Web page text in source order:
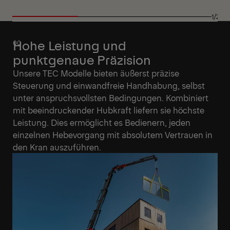
1/27
Hohe Leistung und
punktgenaue Präzision
Unsere TEC Modelle bieten äußerst präzise
Steuerung und einwandfreie Handhabung, selbst
unter anspruchsvollsten Bedingungen. Kombiniert
mit beeindruckender Hubkraft liefern sie höchste
Leistung. Dies ermöglicht es Bedienern, jeden
einzelnen Hebevorgang mit absolutem Vertrauen in
den Kran auszuführen.